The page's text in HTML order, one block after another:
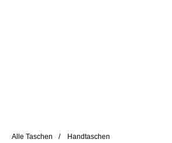
Alle Taschen Handtaschen